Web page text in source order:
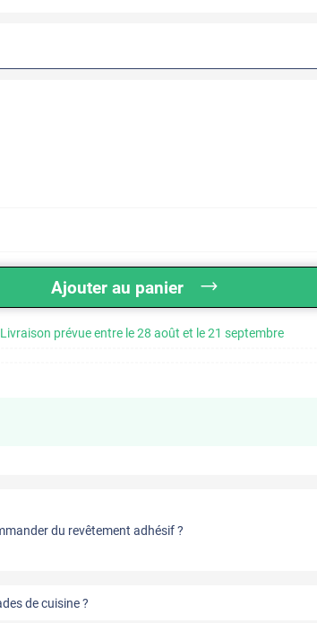
Ajouter au panier
Livraison prévue entre le 28 août et le 21 septembre
du revêtement adhésif ?
de cuisine ?